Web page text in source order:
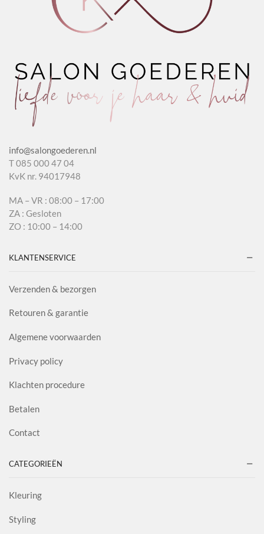
info@salongoederen.nl
T 085 000 47 04
KvK nr. 94017948
MA – VR : 08:00 – 17:00
ZA : Gesloten
ZO : 10:00 – 14:00
KLANTENSERVICE
Verzenden & bezorgen
Retouren & garantie
Algemene voorwaarden
Privacy policy
Klachten procedure
Betalen
Contact
CATEGORIEËN
Kleuring
Styling